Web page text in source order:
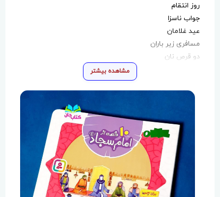
روز انتقام
جواب ناسزا
عید غلامان
مسافری زیر باران
دو قرص نان
مردناشناس
مشاهده بیشتر